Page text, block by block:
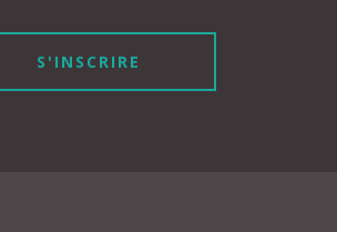
S'INSCRIRE